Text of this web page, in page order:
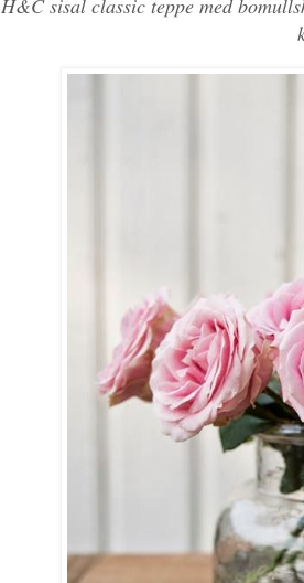
H&C sisal classic teppe med